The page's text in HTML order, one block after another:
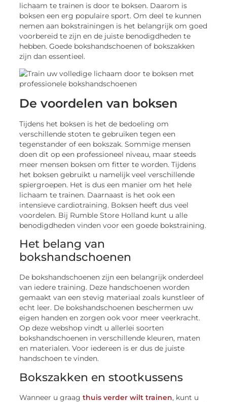
lichaam te trainen is door te boksen. Daarom is
boksen een erg populaire sport. Om deel te kunnen
nemen aan bokstrainingen is het belangrijk om goed
voorbereid te zijn en de juiste benodigdheden te
hebben. Goede bokshandschoenen of bokszakken
zijn dan essentieel.
De voordelen van boksen
Tijdens het boksen is het de bedoeling om
verschillende stoten te gebruiken tegen een
tegenstander of een bokszak. Sommige mensen
doen dit op een professioneel niveau, maar steeds
meer mensen boksen om fitter te worden. Tijdens
het boksen gebruikt u namelijk veel verschillende
spiergroepen. Het is dus een manier om het hele
lichaam te trainen. Daarnaast is het ook een
intensieve cardiotraining. Boksen heeft dus veel
voordelen. Bij Rumble Store Holland kunt u alle
benodigdheden vinden voor een goede bokstraining.
Het belang van
bokshandschoenen
De bokshandschoenen zijn een belangrijk onderdeel
van iedere training. Deze handschoenen worden
gemaakt van een stevig materiaal zoals kunstleer of
echt leer. De bokshandschoenen beschermen uw
eigen handen en zorgen ook voor meer veerkracht.
Op deze webshop vindt u allerlei soorten
bokshandschoenen in verschillende kleuren, maten
en materialen. Voor iedereen is er dus de juiste
handschoen te vinden.
Bokszakken en stootkussens
Wanneer u graagthuis verder wilt trainen, kunt u